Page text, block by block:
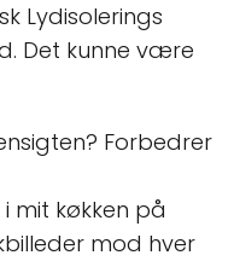
Lydisolerings
Det kunne være
Forbedrer
mit køkken på
mod hver